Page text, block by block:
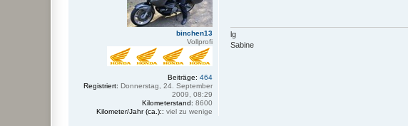
binchen13
Vollprofi
Beiträge: 464
Registriert: Donnerstag, 24. September
2009, 08:29
Kilometerstand: 8600
Kilometer/Jahr (ca.):: viel zu wenige
lg
Sabine